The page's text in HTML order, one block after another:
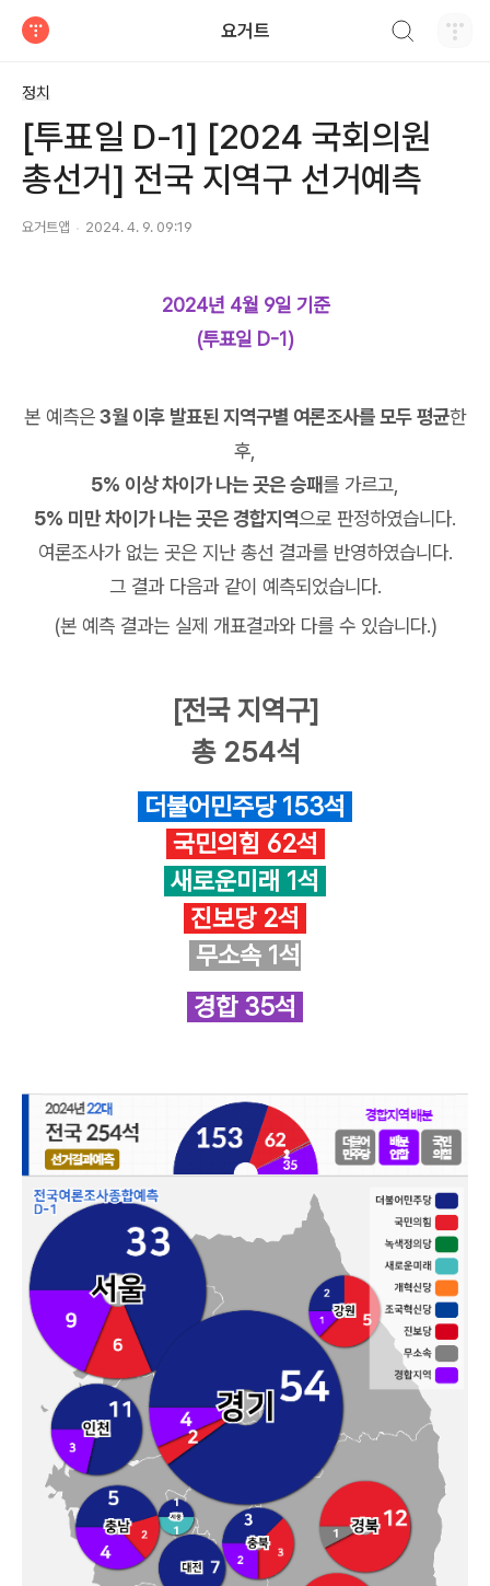
요거트
정치
[투표일 D-1] [2024 국회의원
총선거] 전국 지역구 선거예측
요거트앱 2024. 4. 9. 09:19
2024년 4월 9일 기준
(투표일 D-1)
본 예측은3월 이후 발표된 지역구별 여론조사를 모두 평균한
후,
5% 이상 차이가 나는 곳은 승패를 가르고,
5% 미만 차이가 나는 곳은 경합지역으로 판정하였습니다.
여론조사가 없는 곳은 지난 총선 결과를 반영하였습니다.
그 결과 다음과 같이 예측되었습니다.
(본 예측 결과는 실제 개표결과와 다를 수 있습니다.)
[전국 지역구]
총 254석
더불어민주당 153석
국민의힘 62석
새로운미래 1석
진보당 2석
무소속 1석
경합 35석